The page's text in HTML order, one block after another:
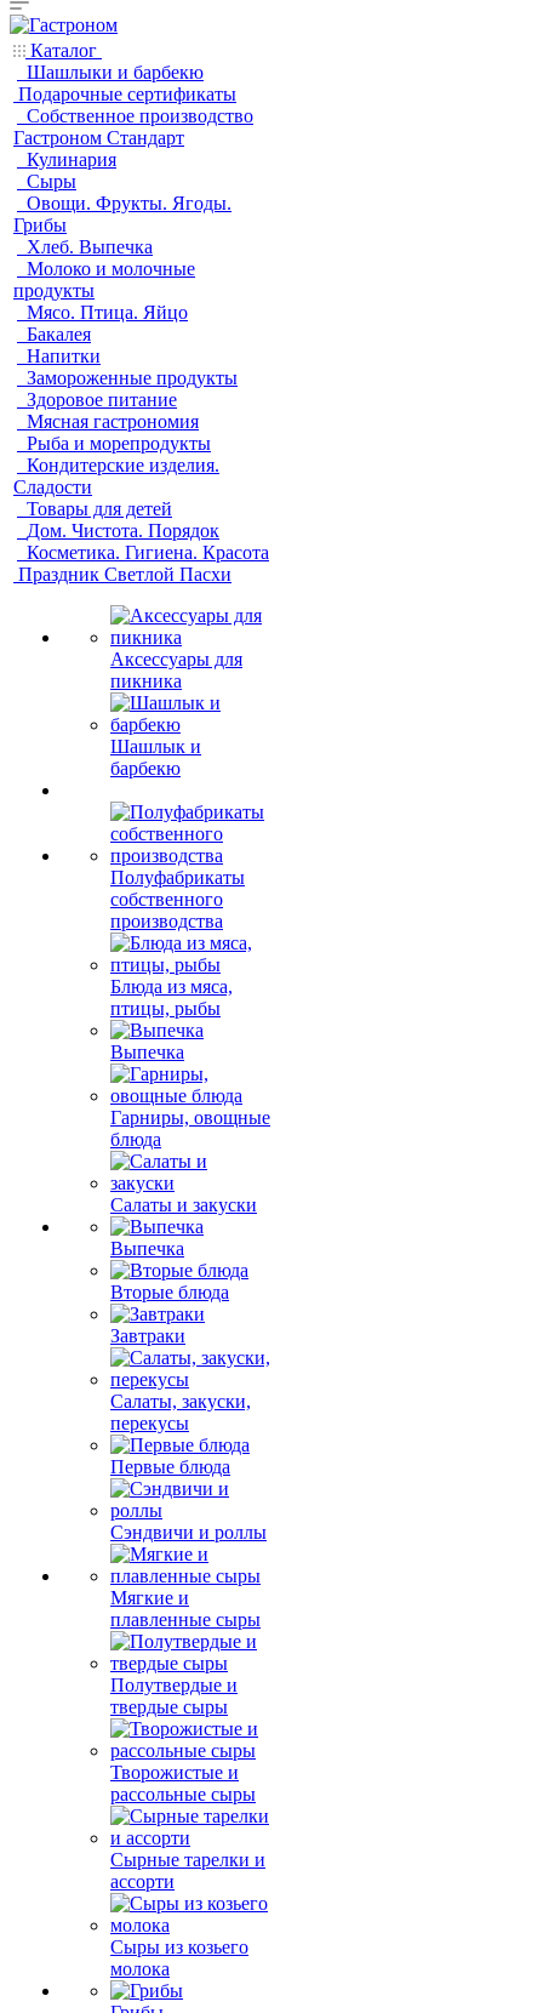
Каталог
Шашлыки и барбекю
Подарочные сертификаты
Собственное производство
Гастроном Стандарт
Кулинария
Сыры
Овощи. Фрукты. Ягоды.
Грибы
Хлеб. Выпечка
Молоко и молочные
продукты
Мясо. Птица. Яйцо
Бакалея
Напитки
Замороженные продукты
Здоровое питание
Мясная гастрономия
Рыба и морепродукты
Кондитерские изделия.
Сладости
Товары для детей
Дом. Чистота. Порядок
Косметика. Гигиена. Красота
Праздник Светлой Пасхи
Аксессуары для
пикника
Шашлык и
барбекю
Полуфабрикаты
собственного
производства
Блюда из мяса,
птицы, рыбы
Выпечка
Гарниры, овощные
блюда
Салаты и закуски
Выпечка
Вторые блюда
Завтраки
Салаты, закуски,
перекусы
Первые блюда
Сэндвичи и роллы
Мягкие и
плавленные сыры
Полутвердые и
твердые сыры
Творожистые и
рассольные сыры
Сырные тарелки и
ассорти
Сыры из козьего
молока